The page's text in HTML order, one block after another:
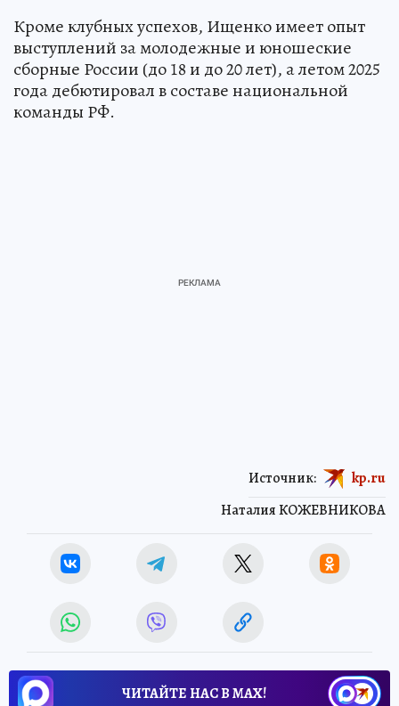
Кроме клубных успехов, Ищенко имеет опыт
выступлений за молодежные и юношеские
сборные России (до 18 и до 20 лет), а летом 2025
года дебютировал в составе национальной
команды РФ.
Наталия КОЖЕВНИКОВА
Источник: kp.ru
ЧИТАЙТЕ НАС В МАХ!